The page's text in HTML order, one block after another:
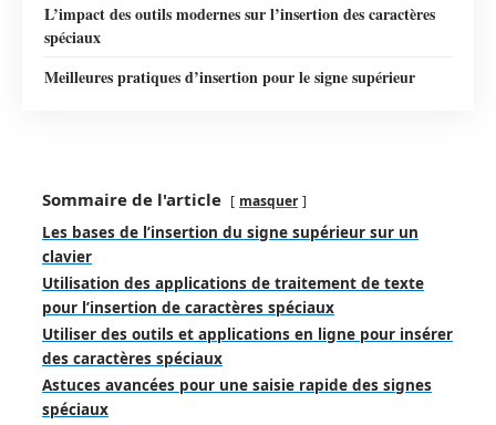
L’impact des outils modernes sur l’insertion des caractères
spéciaux
Meilleures pratiques d’insertion pour le signe supérieur
Sommaire de l'article masquer
Les bases de l’insertion du signe supérieur sur un
clavier
Utilisation des applications de traitement de texte
pour l’insertion de caractères spéciaux
Utiliser des outils et applications en ligne pour insérer
des caractères spéciaux
Astuces avancées pour une saisie rapide des signes
spéciaux